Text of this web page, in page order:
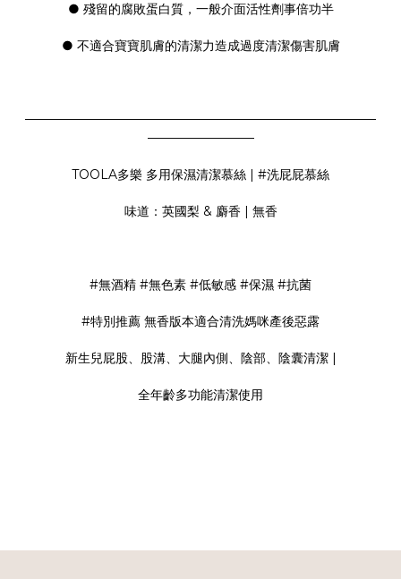
● 殘留的腐敗蛋白質，一般介面活性劑事倍功半
● 不適合寶寶肌膚的清潔力造成過度清潔傷害肌膚
————————————————————————————
————————–
TOOLA多樂 多用保濕清潔慕絲 | #洗屁屁慕絲
味道：英國梨 & 麝香 | 無香
#無酒精 #無色素 #低敏感 #保濕 #抗菌
#特別推薦 無香版本適合清洗媽咪產後惡露
新生兒屁股、股溝、大腿內側、陰部、陰囊清潔 |
全年齡多功能清潔使用